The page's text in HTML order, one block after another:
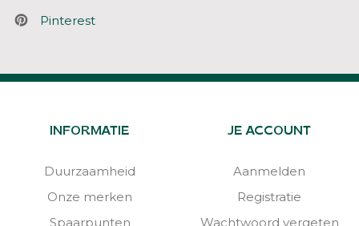
Pinterest
INFORMATIE
Duurzaamheid
Onze merken
Spaarpunten
JE ACCOUNT
Aanmelden
Registratie
Wachtwoord vergeten